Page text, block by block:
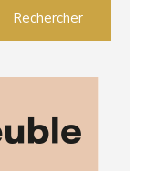
Rechercher